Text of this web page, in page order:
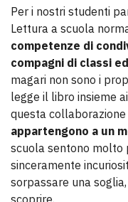
Per i nostri studenti
Lettura a scuola
competenze di
compagni di classi
magari non sono i
legge il libro insieme
questa
appartengono a un
scuola sentono molto
sinceramente
sorpassare una
scoprire.